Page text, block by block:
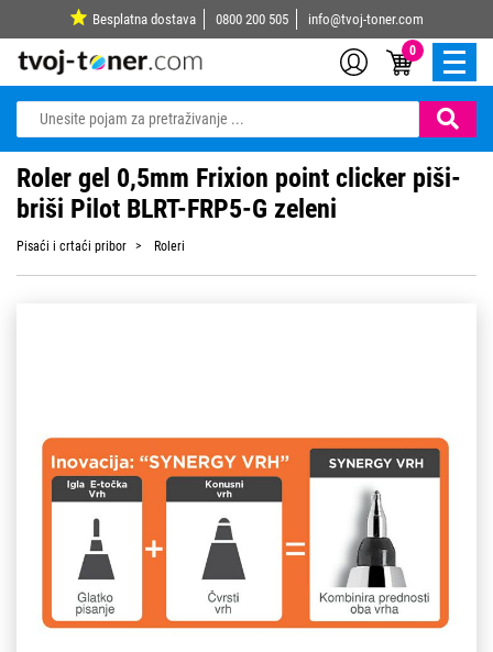
Besplatna dostava 0800 200 505 info@tvoj-toner.com
0
Roler gel 0,5mm Frixion point clicker piši-
briši Pilot BLRT-FRP5-G zeleni
Pisaći i crtaći pribor Roleri